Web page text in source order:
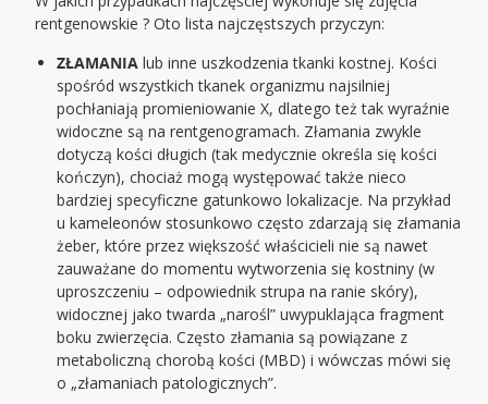
rentgenowskie ? Oto lista najczęstszych przyczyn:
ZŁAMANIAlub inne uszkodzenia tkanki kostnej. Kości
spośród wszystkich tkanek organizmu najsilniej
pochłaniają promieniowanie X, dlatego też tak wyraźnie
widoczne są na rentgenogramach. Złamania zwykle
dotyczą kości długich (tak medycznie określa się kości
kończyn), chociaż mogą występować także nieco
bardziej specyficzne gatunkowo lokalizacje. Na przykład
u kameleonów stosunkowo często zdarzają się złamania
żeber, które przez większość właścicieli nie są nawet
zauważane do momentu wytworzenia się kostniny (w
uproszczeniu – odpowiednik strupa na ranie skóry),
widocznej jako twarda „narośl” uwypuklająca fragment
boku zwierzęcia. Często złamania są powiązane z
metaboliczną chorobą kości (MBD) i wówczas mówi się
o „złamaniach patologicznych”.